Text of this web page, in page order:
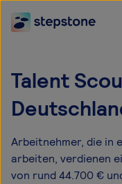
Talent
Arbeitnehmer, die in
arbeiten, verdienen
von rund 44.700 €